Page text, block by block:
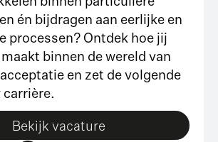
én bijdragen aan eerlijke en
processen? Ontdek hoe jij
binnen de wereld van
en zet de volgende
Bekijk vacature